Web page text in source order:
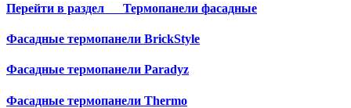
Перейти в раздел Термопанели фасадные
Фасадные термопанели BrickStyle
Фасадные термопанели Paradyz
Фасадные термопанели Thermo